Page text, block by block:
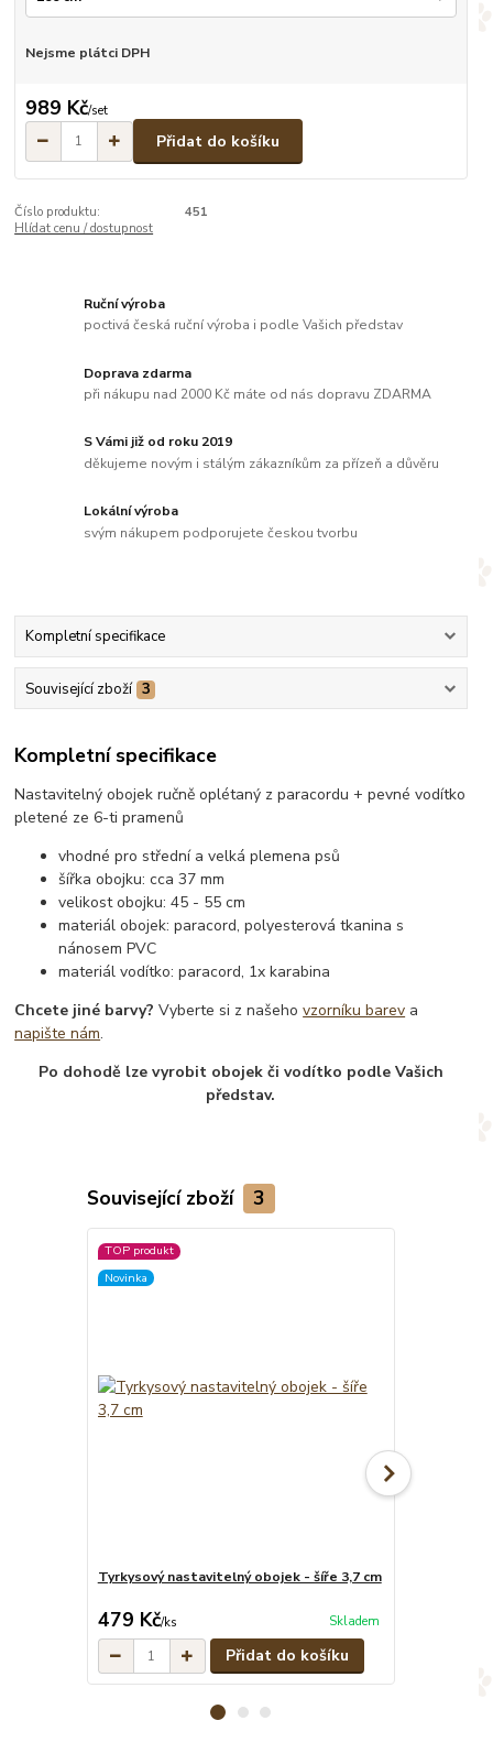
Nejsme plátci DPH
989 Kč/set
Přidat do košíku
Číslo produktu:
451
Hlídat cenu / dostupnost
Ruční výroba
poctivá česká ruční výroba i podle Vašich představ
Doprava zdarma
při nákupu nad 2000 Kč máte od nás dopravu ZDARMA
S Vámi již od roku 2019
děkujeme novým i stálým zákazníkům za přízeň a důvěru
Lokální výroba
svým nákupem podporujete českou tvorbu
Kompletní specifikace
Související zboží 3
Kompletní specifikace
Nastavitelný obojek ručně oplétaný z paracordu + pevné vodítko
pletené ze 6-ti pramenů
vhodné pro střední a velká plemena psů
šířka obojku: cca 37 mm
velikost obojku: 45 - 55 cm
materiál obojek: paracord, polyesterová tkanina s
nánosem PVC
materiál vodítko: paracord, 1x karabina
Chcete jiné barvy? Vyberte si z našehovzorníku barev a
napište nám.
Po dohodě lze vyrobit obojek či vodítko podle Vašich
představ.
Související zboží 3
TOP produkt
Novinka
Tyrkysový nastavitelný obojek - šíře 3,7 cm
479 Kč/ks Skladem
Přidat do košíku